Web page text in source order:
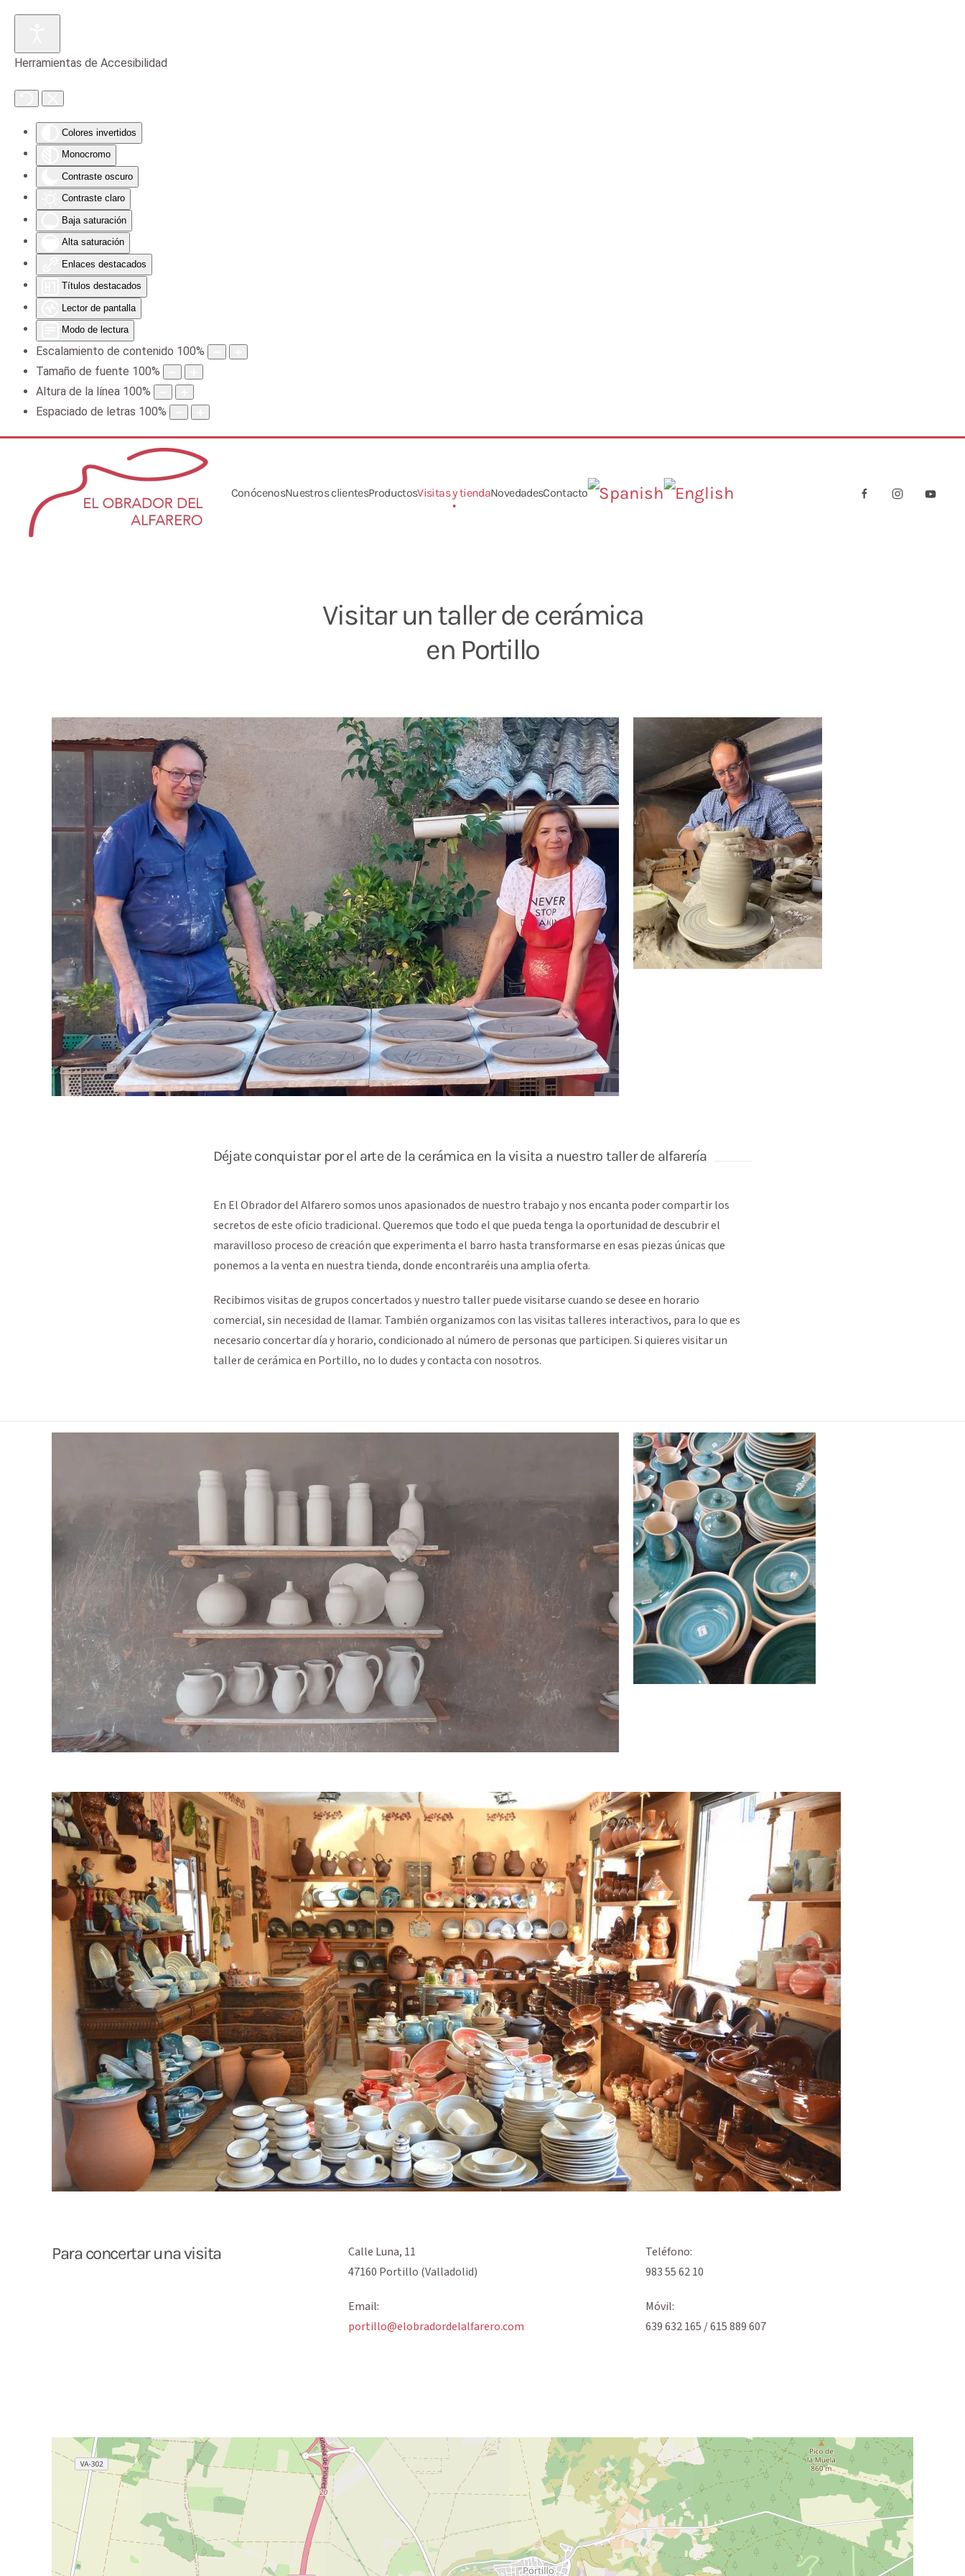
Herramientas de Accesibilidad
Colores invertidos
Monocromo
Contraste oscuro
Contraste claro
Baja saturación
Alta saturación
Enlaces destacados
Títulos destacados
Lector de pantalla
Modo de lectura
Escalamiento de contenido 100%
Tamaño de fuente 100%
Altura de la línea 100%
Espaciado de letras 100%
ConócenosNuestros clientesProductosVisitas y tiendaNovedadesContacto
Visitar un taller de cerámica
en Portillo
Déjate conquistar por el arte de la cerámica en la visita a nuestro taller de alfarería
En El Obrador del Alfarero somos unos apasionados de nuestro trabajo y nos encanta poder compartir los
secretos de este oficio tradicional. Queremos que todo el que pueda tenga la oportunidad de descubrir el
maravilloso proceso de creación que experimenta el barro hasta transformarse en esas piezas únicas que
ponemos a la venta en nuestra tienda, donde encontraréis una amplia oferta.
Recibimos visitas de grupos concertados y nuestro taller puede visitarse cuando se desee en horario
comercial, sin necesidad de llamar. También organizamos con las visitas talleres interactivos, para lo que es
necesario concertar día y horario, condicionado al número de personas que participen. Si quieres visitar un
taller de cerámica en Portillo, no lo dudes y contacta con nosotros.
Para concertar una visita
Calle Luna, 11
47160 Portillo (Valladolid)
Email:
portillo@elobradordelalfarero.com
Teléfono:
983 55 62 10
Móvil:
639 632 165 / 615 889 607